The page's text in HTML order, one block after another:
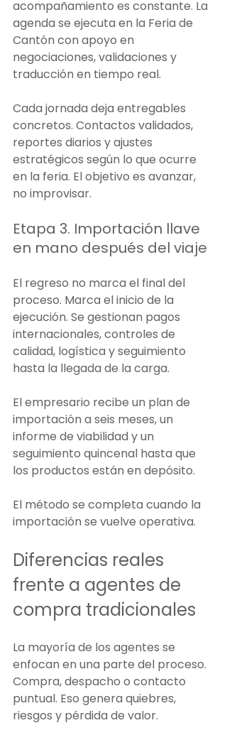
acompañamiento es constante. La
agenda se ejecuta en la Feria de
Cantón con apoyo en
negociaciones, validaciones y
traducción en tiempo real.
Cada jornada deja entregables
concretos. Contactos validados,
reportes diarios y ajustes
estratégicos según lo que ocurre
en la feria. El objetivo es avanzar,
no improvisar.
Etapa 3. Importación llave
en mano después del viaje
El regreso no marca el final del
proceso. Marca el inicio de la
ejecución. Se gestionan pagos
internacionales, controles de
calidad, logística y seguimiento
hasta la llegada de la carga.
El empresario recibe un plan de
importación a seis meses, un
informe de viabilidad y un
seguimiento quincenal hasta que
los productos están en depósito.
El método se completa cuando la
importación se vuelve operativa.
Diferencias reales
frente a agentes de
compra tradicionales
La mayoría de los agentes se
enfocan en una parte del proceso.
Compra, despacho o contacto
puntual. Eso genera quiebres,
riesgos y pérdida de valor.